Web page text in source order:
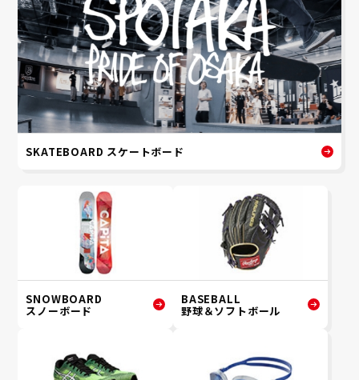
SKATEBOARD スケートボード
SNOWBOARD
スノーボード
BASEBALL
野球＆ソフトボール